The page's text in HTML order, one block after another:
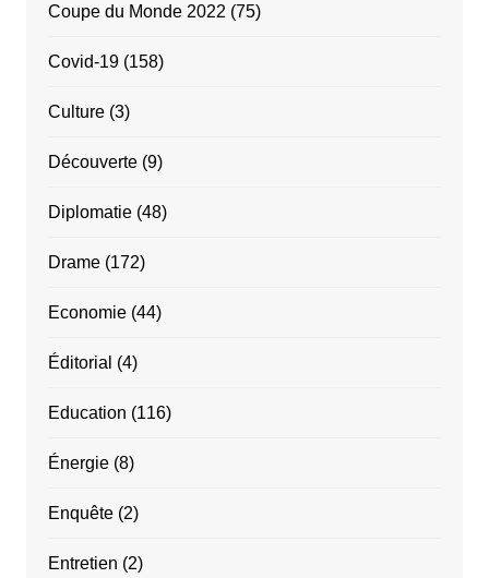
Coupe du Monde 2022 (75)
Covid-19(158)
Culture(3)
Découverte(9)
Diplomatie(48)
Drame(172)
Economie(44)
Éditorial (4)
Education (116)
Énergie(8)
Enquête(2)
Entretien (2)